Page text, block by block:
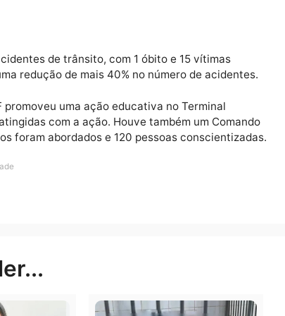
dispositivo retenção para crianças e 17 pelo
desse número, 49 condutores foram
16 acidentes de trânsito, com 1 óbito e 15
foram abordados e 120 pessoas